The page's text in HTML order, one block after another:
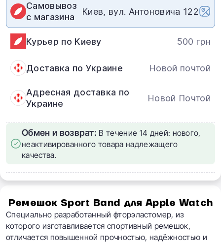
Самовывоз
с магазина
Киев, вул. Антоновича 122
Курьер по Киеву 500 грн
Доставка по Украине Новой почтой
Адресная доставка по
Украине
Новой Почтой
Обмен и возврат: В течение 14 дней: нового,
неактивированного товара надлежащего
качества.
Ремешок Sport Band для Apple Watch
Специально разработанный фторэластомер, из
которого изготавливается спортивный ремешок,
отличается повышенной прочностью, надёжностью и